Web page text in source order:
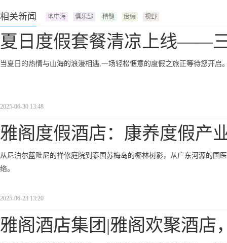
相关新闻 地中海 俱乐部 精髓 度假 视野
夏日度假套餐清凉上线——
当夏日的热情与山海的浪漫相遇,一场轻松惬意的度假之旅正等待您开启
2025-06-30 13:48
雅阁度假酒店：康养度假产
从尼泊尔蓝毗尼的禅修庭院到泰国苏梅岛的椰林树影，从广东河源的国
络。
2025-06-23 13:20
雅阁酒店集团|雅阁欢聚酒店